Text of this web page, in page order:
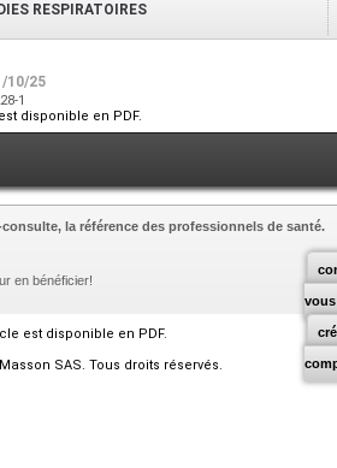
RESPIRATOIRES
10/25
1
disponible en PDF.
vous
la référence des professionnels de santé.
en bénéficier!
est disponible en PDF.
SAS. Tous droits réservés.